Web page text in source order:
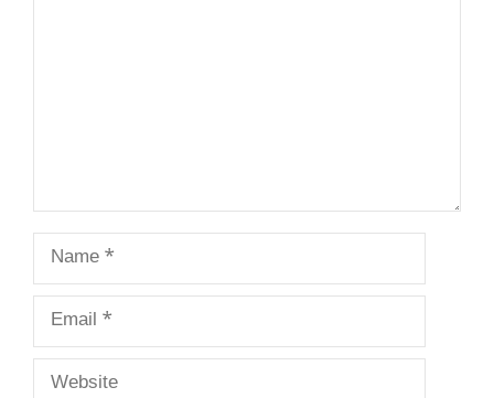
Name
Email
Website